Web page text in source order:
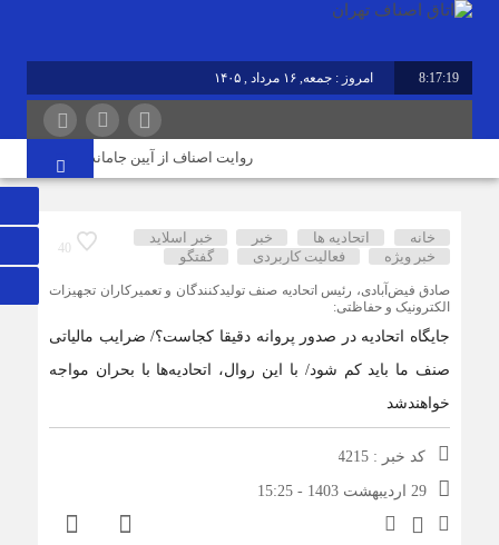
8:17:19 امروز : جمعه, ۱۶ مرداد , ۱۴۰۵
روایت اصناف از آیین جاماندگان اربعین در
40
خانه اتحادیه ها خبر
خبر اسلايد
خبر ویژه
فعالیت کاربردی گفتگو
صادق فیض‌آبادی، رئیس اتحادیه صنف تولیدکنندگان و تعمیرکاران تجهیزات
الکترونیک و حفاظتی:
جایگاه اتحادیه در صدور پروانه دقیقا کجاست؟/ ضرایب مالیاتی
صنف ما باید کم شود/ با این روال، اتحادیه‌ها با بحران مواجه
خواهندشد
کد خبر : 4215
29 اردیبهشت 1403 - 15:25